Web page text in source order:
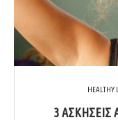
HEALTHY
3 ΑΣΚΉΣΕΙΣ